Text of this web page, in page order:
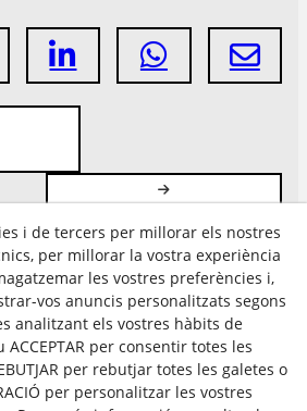
i de tercers per millorar els nostres
per millorar la vostra experiència
les vostres preferències i,
vos anuncis personalitzats segons
analitzant els vostres hàbits de
ACCEPTAR per consentir totes les
per rebutjar totes les galetes o
per personalitzar les vostres